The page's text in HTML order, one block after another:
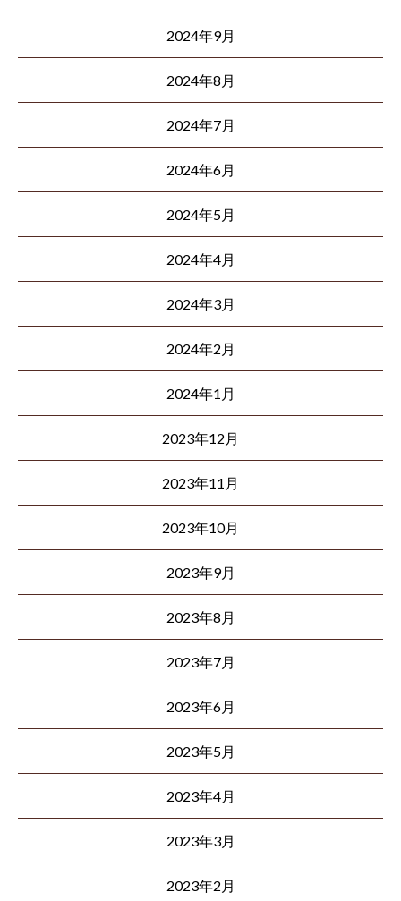
2024年9月
2024年8月
2024年7月
2024年6月
2024年5月
2024年4月
2024年3月
2024年2月
2024年1月
2023年12月
2023年11月
2023年10月
2023年9月
2023年8月
2023年7月
2023年6月
2023年5月
2023年4月
2023年3月
2023年2月